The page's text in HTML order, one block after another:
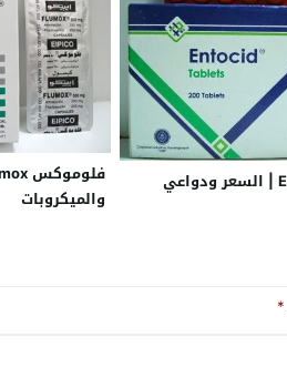
انتوسيد Entocid | السعر ودواعي
والميكروبات
*